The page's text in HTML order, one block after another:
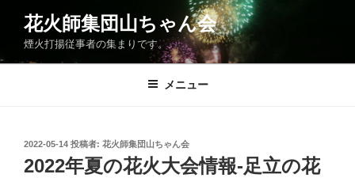
ン
花火師集団山ちゃん会
煙火打揚従事者の集まりです。
メニュー
投
稿
日:
2022-05-14 投稿者: 花火師集団山ちゃん会
2022年夏の花火大会情報-足立の花